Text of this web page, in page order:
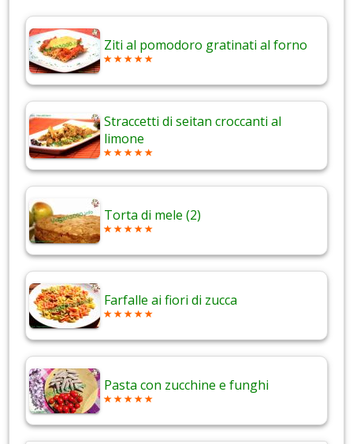
Ziti al pomodoro gratinati al forno
Straccetti di seitan croccanti al
limone
Torta di mele (2)
Farfalle ai fiori di zucca
Pasta con zucchine e funghi